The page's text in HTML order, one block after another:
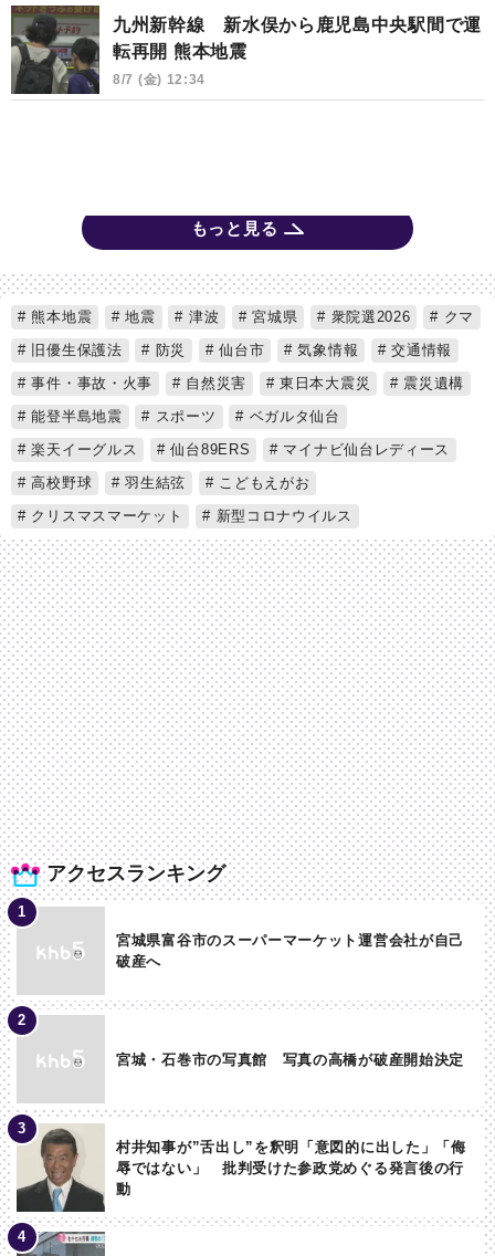
九州新幹線 新水俣から鹿児島中央駅間で運
転再開 熊本地震
8/7 (金) 12:34
もっと見る
アクセスランキング
宮城県富谷市のスーパーマーケット運営会社が自己
破産へ
宮城・石巻市の写真館 写真の高橋が破産開始決定
村井知事が”舌出し”を釈明「意図的に出した」「侮
辱ではない」 批判受けた参政党めぐる発言後の行
動
熊本地震 地震 津波 宮城県 衆院選2026
クマ
旧優生保護法
防災 仙台市 気象情報
交通情報
事件・事故・火事
自然災害 東日本大震災
震災遺構
能登半島地震
スポーツ
ベガルタ仙台
楽天イーグルス
仙台89ERS
マイナビ仙台レディース
高校野球
羽生結弦
こどもえがお
クリスマスマーケット
新型コロナウイルス